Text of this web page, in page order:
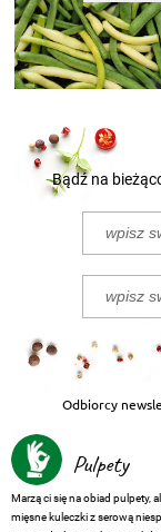
Bądź na
Odbiorcy
Pulpety
Marzą ci się na obiad pulpety,
mięsne kuleczki z serową